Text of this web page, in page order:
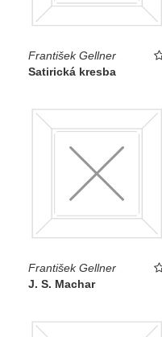
František Gellner
Satirická kresba
František Gellner
J. S. Machar